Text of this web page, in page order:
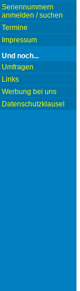
Seriennummern
anmelden / suchen
Termine
Impressum
Und noch...
Umfragen
Links
Werbung bei uns
Datenschutzklausel